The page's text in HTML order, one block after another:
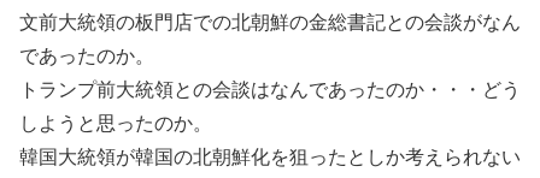
文前大統領の板門店での北朝鮮の金総書記との会談がなん
であったのか。
トランプ前大統領との会談はなんであったのか・・・どう
しようと思ったのか。
韓国大統領が韓国の北朝鮮化を狙ったとしか考えられない